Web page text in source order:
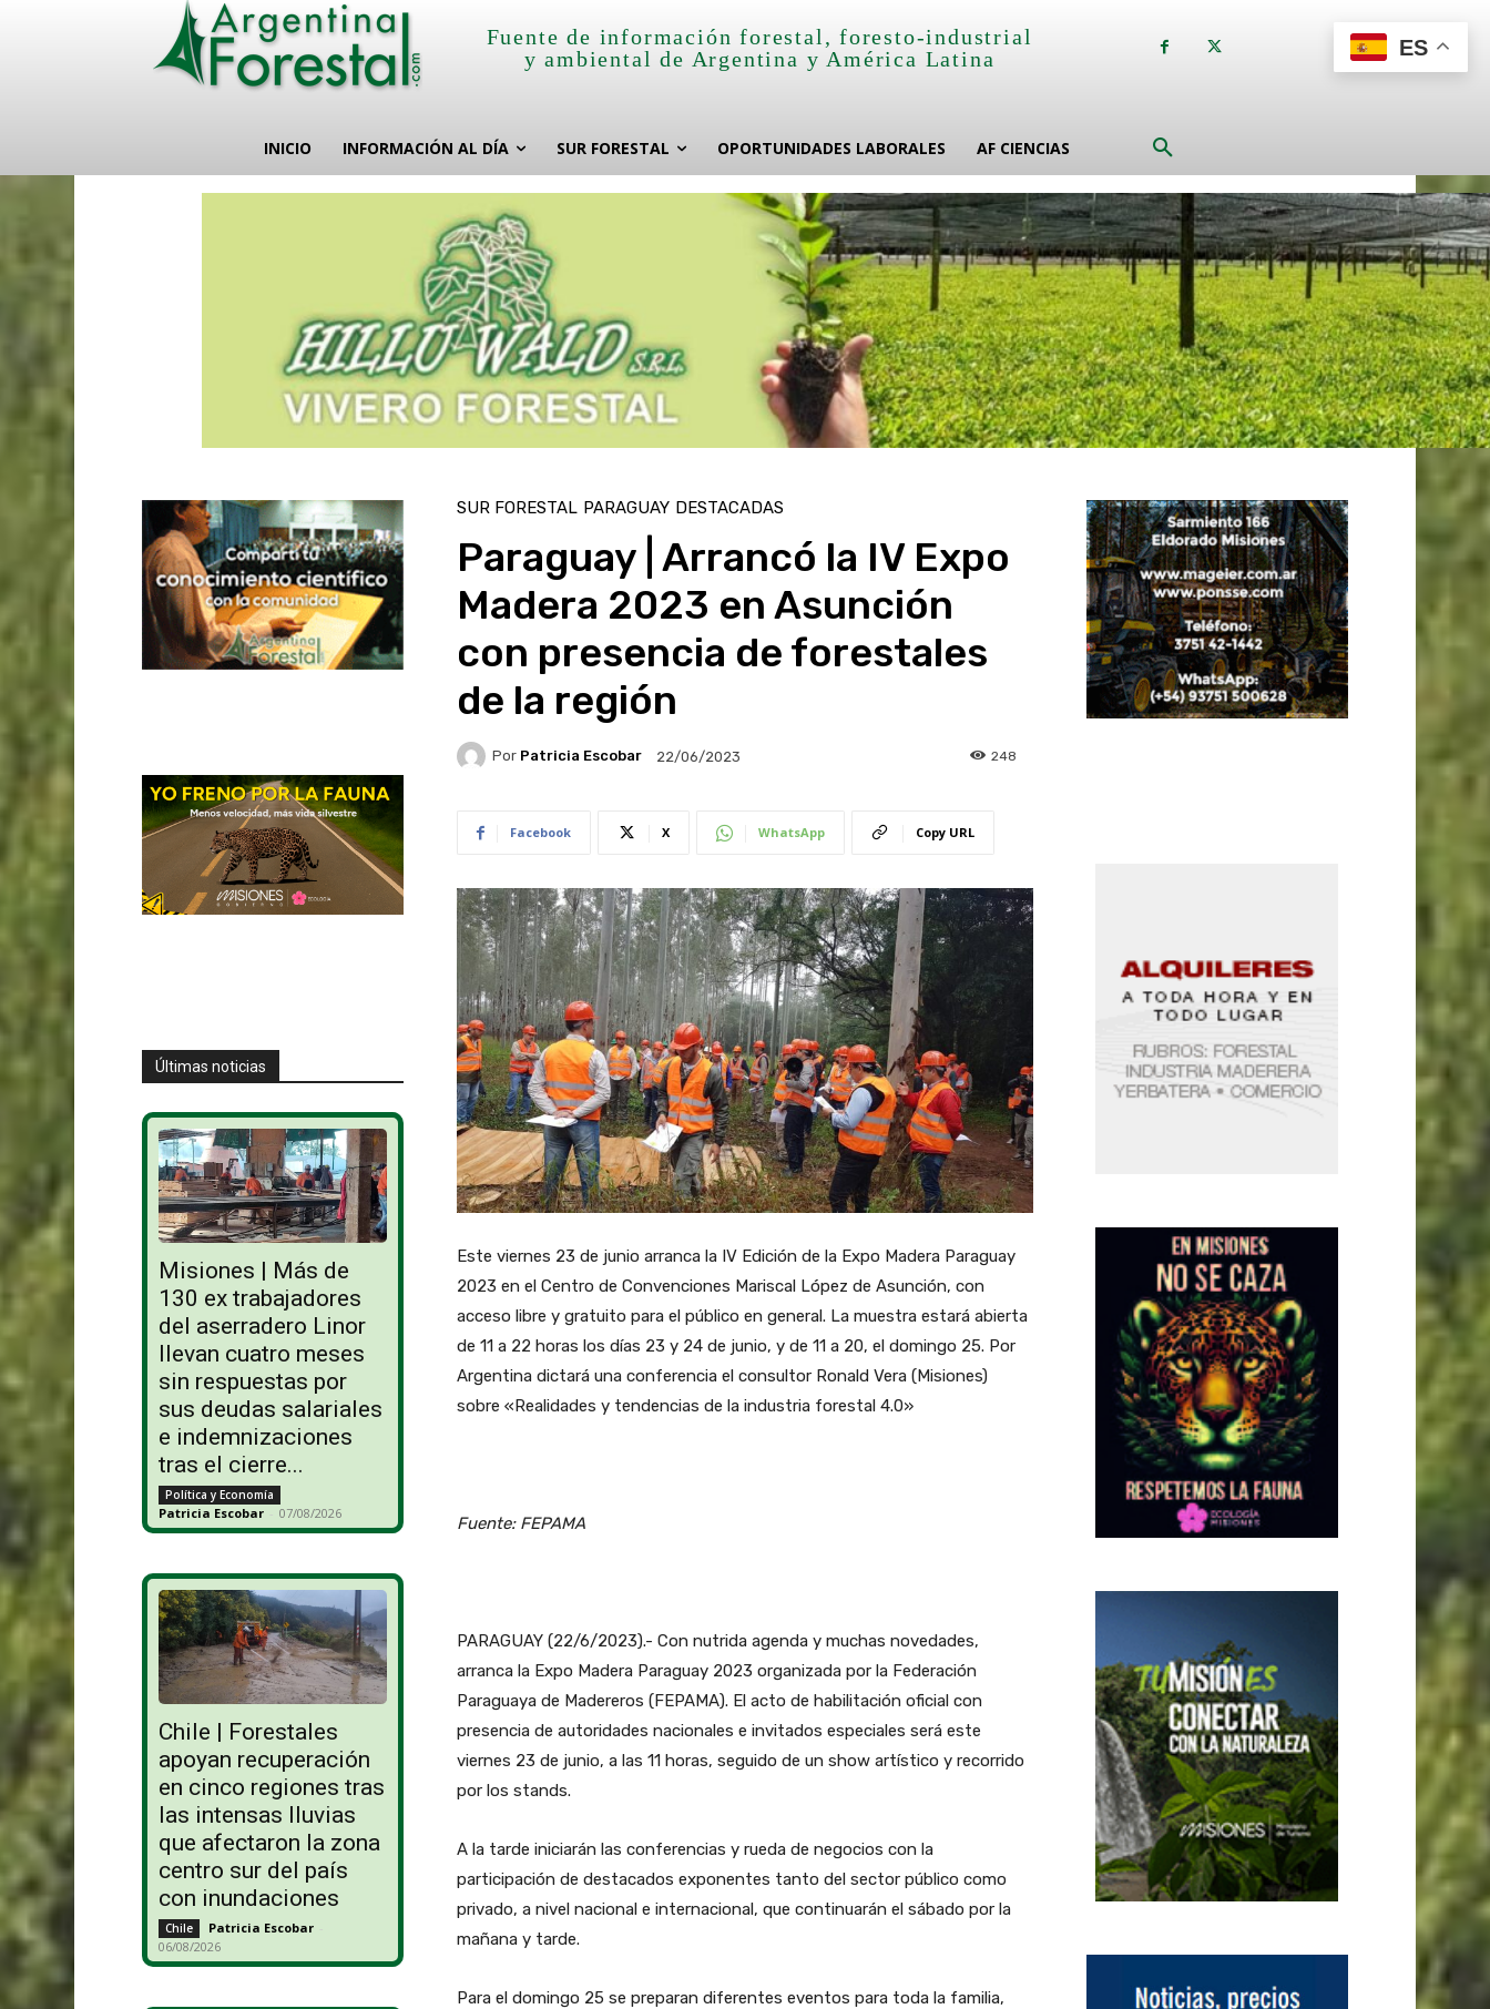
Fuente de información forestal, foresto-industrial
y ambiental de Argentina y América Latina
INICIO INFORMACIÓN AL DÍA SUR FORESTAL OPORTUNIDADES LABORALES AF CIENCIAS
Últimas noticias
Misiones | Más de
130 ex trabajadores
del aserradero Linor
llevan cuatro meses
sin respuestas por
sus deudas salariales
e indemnizaciones
tras el cierre...
Política y Economía
Patricia Escobar - 07/08/2026
Chile | Forestales
apoyan recuperación
en cinco regiones tras
las intensas lluvias
que afectaron la zona
centro sur del país
con inundaciones
Chile Patricia Escobar -
06/08/2026
SUR FORESTAL PARAGUAY DESTACADAS
Paraguay | Arrancó la IV Expo
Madera 2023 en Asunción
con presencia de forestales
de la región
Por Patricia Escobar 22/06/2023 248
Facebook X WhatsApp Copy URL
Este viernes 23 de junio arranca la IV Edición de la Expo Madera Paraguay
2023 en el Centro de Convenciones Mariscal López de Asunción, con
acceso libre y gratuito para el público en general. La muestra estará abierta
de 11 a 22 horas los días 23 y 24 de junio, y de 11 a 20, el domingo 25. Por
Argentina dictará una conferencia el consultor Ronald Vera (Misiones)
sobre «Realidades y tendencias de la industria forestal 4.0»
Fuente: FEPAMA
PARAGUAY (22/6/2023).- Con nutrida agenda y muchas novedades,
arranca la Expo Madera Paraguay 2023 organizada por la Federación
Paraguaya de Madereros (FEPAMA). El acto de habilitación oficial con
presencia de autoridades nacionales e invitados especiales será este
viernes 23 de junio, a las 11 horas, seguido de un show artístico y recorrido
por los stands.
A la tarde iniciarán las conferencias y rueda de negocios con la
participación de destacados exponentes tanto del sector público como
privado, a nivel nacional e internacional, que continuarán el sábado por la
mañana y tarde.
Para el domingo 25 se preparan diferentes eventos para toda la familia,
ES